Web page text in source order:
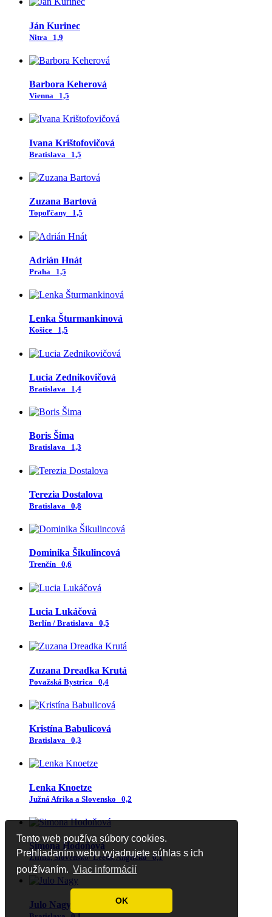
Tento web používa súbory cookies.
Prehliadaním webu vyjadrujete súhlas s ich
používaním. Viac informácií
OK
Ján Kurinec
Nitra 1,9
Barbora Keherová
Vienna 1,5
Ivana Krištofovičová
Bratislava 1,5
Zuzana Bartová
Topoľčany 1,5
Adrián Hnát
Praha 1,5
Lenka Šturmankinová
Košice 1,5
Lucia Zednikovičová
Bratislava 1,4
Boris Šima
Bratislava 1,3
Terezia Dostalova
Bratislava 0,8
Dominika Šikulincová
Trenčín 0,6
Lucia Lukáčová
Berlín / Bratislava 0,5
Zuzana Dreadka Krutá
Považská Bystrica 0,4
Kristína Babulicová
Bratislava 0,3
Lenka Knoetze
Južná Afrika a Slovensko 0,2
Simona Hodoňová
Žilina, Slovensko/ Leeds, Anglicko 0,1
Julo Nagy